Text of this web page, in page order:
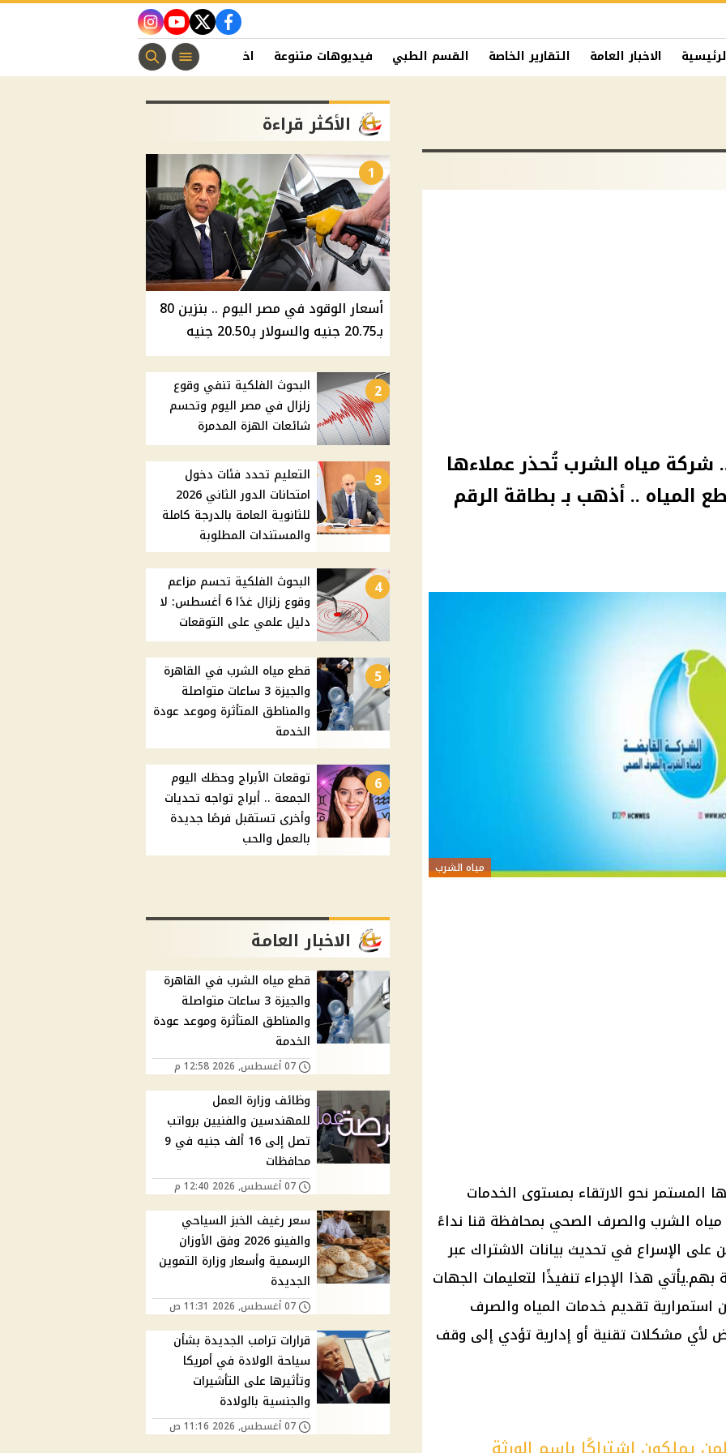
facebook
twitter
youtube
instagram
الاخبار العامة التقارير الخاصة القسم الطبي فيديوهات متنوعة اخبار الفن منوعات مسيحية
مياه الشرب تُحذر عملاءها
.. أذهب بـ بطاقة الرقم
مياه الشرب
نحو الارتقاء بمستوى الخدمات
مياه الشرب والصرف الصحي بمحافظة قنا نداءً
على الإسراع في تحديث بيانات الاشتراك عبر
بهم.يأتي هذا الإجراء تنفيذًا لتعليمات الجهات
استمرارية تقديم خدمات المياه والصرف
لأي مشكلات تقنية أو إدارية تؤدي إلى وقف
الأكثر قراءة
1
أسعار الوقود في مصر اليوم .. بنزين 80
بـ20.75 جنيه والسولار بـ20.50 جنيه
2
البحوث الفلكية تنفي وقوع
زلزال في مصر اليوم وتحسم
شائعات الهزة المدمرة
3
التعليم تحدد فئات دخول
امتحانات الدور الثاني 2026
للثانوية العامة بالدرجة كاملة
والمستندات المطلوبة
4
البحوث الفلكية تحسم مزاعم
وقوع زلزال غدًا 6 أغسطس: لا
دليل علمي على التوقعات
5
قطع مياه الشرب في القاهرة
والجيزة 3 ساعات متواصلة
والمناطق المتأثرة وموعد عودة
الخدمة
6
توقعات الأبراج وحظك اليوم
الجمعة .. أبراج تواجه تحديات
وأخرى تستقبل فرصًا جديدة
بالعمل والحب
الاخبار العامة
قطع مياه الشرب في القاهرة
والجيزة 3 ساعات متواصلة
والمناطق المتأثرة وموعد عودة
الخدمة
07 أغسطس, 2026 12:58 م
وظائف وزارة العمل
للمهندسين والفنيين برواتب
تصل إلى 16 ألف جنيه في 9
محافظات
07 أغسطس, 2026 12:40 م
سعر رغيف الخبز السياحي
والفينو 2026 وفق الأوزان
الرسمية وأسعار وزارة التموين
الجديدة
07 أغسطس, 2026 11:31 ص
قرارات ترامب الجديدة بشأن
سياحة الولادة في أمريكا
وتأثيرها على التأشيرات
والجنسية بالولادة
07 أغسطس, 2026 11:16 ص